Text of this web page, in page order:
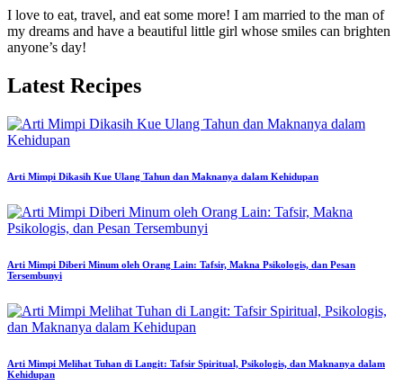
I love to eat, travel, and eat some more! I am married to the man of
my dreams and have a beautiful little girl whose smiles can brighten
anyone’s day!
Latest Recipes
Arti Mimpi Dikasih Kue Ulang Tahun dan Maknanya dalam Kehidupan
Arti Mimpi Diberi Minum oleh Orang Lain: Tafsir, Makna Psikologis, dan Pesan
Tersembunyi
Arti Mimpi Melihat Tuhan di Langit: Tafsir Spiritual, Psikologis, dan Maknanya dalam
Kehidupan